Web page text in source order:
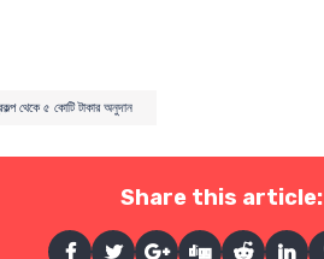
থেকে ৫ কোটি টাকার অনুদান
Share this article: